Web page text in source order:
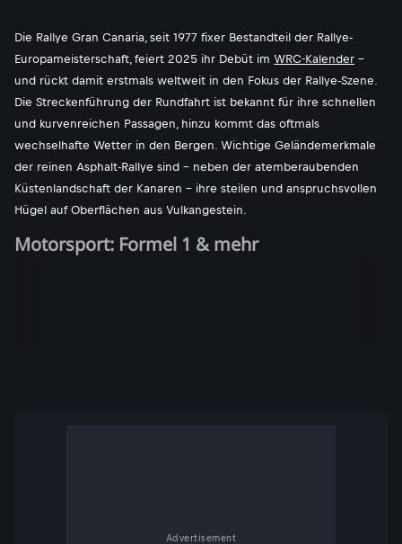
Die Rallye Gran Canaria, seit 1977 fixer Bestandteil der Rallye-
Europameisterschaft, feiert 2025 ihr Debüt im WRC-Kalender -
und rückt damit erstmals weltweit in den Fokus der Rallye-Szene.
Die Streckenführung der Rundfahrt ist bekannt für ihre schnellen
und kurvenreichen Passagen, hinzu kommt das oftmals
wechselhafte Wetter in den Bergen. Wichtige Geländemerkmale
der reinen Asphalt-Rallye sind - neben der atemberaubenden
Küstenlandschaft der Kanaren - ihre steilen und anspruchsvollen
Hügel auf Oberflächen aus Vulkangestein.
Motorsport: Formel 1 & mehr
Advertisement